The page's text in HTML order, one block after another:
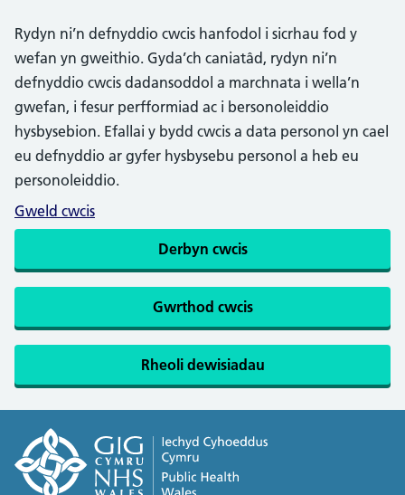
Rydyn ni’n defnyddio cwcis hanfodol i sicrhau fod y
wefan yn gweithio. Gyda’ch caniatâd, rydyn ni’n
defnyddio cwcis dadansoddol a marchnata i wella’n
gwefan, i fesur perfformiad ac i bersonoleiddio
hysbysebion. Efallai y bydd cwcis a data personol yn cael
eu defnyddio ar gyfer hysbysebu personol a heb eu
personoleiddio.
Gweld cwcis
Derbyn cwcis
Gwrthod cwcis
Rheoli dewisiadau